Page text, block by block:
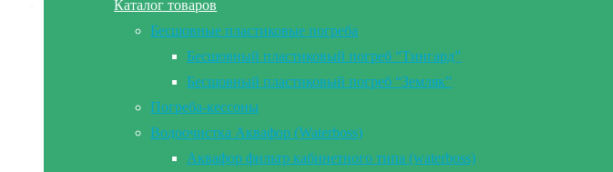
Каталог товаров
Бесшовные пластиковые погреба
Бесшовный пластиковый погреб “Тингард”
Бесшовный пластиковый погреб “Земляк”
Погреба-кессоны
Водоочистка Аквафор (Waterboss)
Аквафор фильтр кабинетного типа (waterboss)